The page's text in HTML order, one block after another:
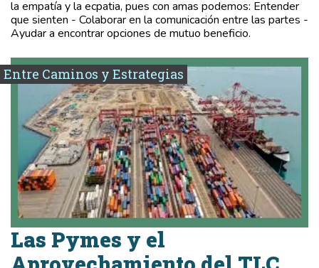
la empatía y la ecpatia, pues con amas podemos: Entender
que sienten - Colaborar en la comunicación entre las partes -
Ayudar a encontrar opciones de mutuo beneficio.
Entre Caminos y Estrategias
Las Pymes y el